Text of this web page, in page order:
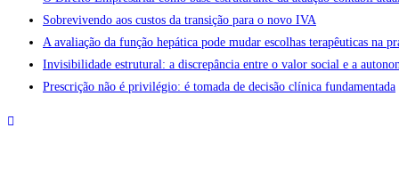
Sobrevivendo aos custos da transição para o novo IVA
A avaliação da função hepática pode mudar escolhas terapêuticas na
Invisibilidade estrutural: a discrepância entre o valor social e a
Prescrição não é privilégio: é tomada de decisão clínica fundamentada